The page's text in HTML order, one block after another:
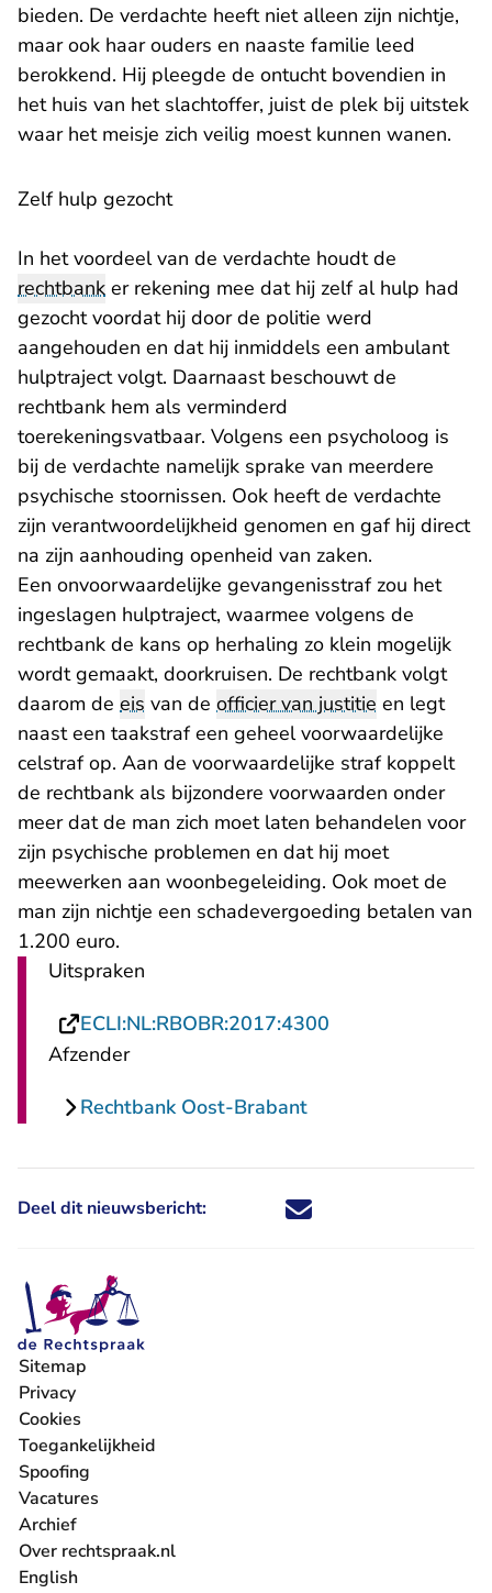
bieden. De verdachte heeft niet alleen zijn nichtje,
maar ook haar ouders en naaste familie leed
berokkend. Hij pleegde de ontucht bovendien in
het huis van het slachtoffer, juist de plek bij uitstek
waar het meisje zich veilig moest kunnen wanen.
Zelf hulp gezocht
In het voordeel van de verdachte houdt de
rechtbank er rekening mee dat hij zelf al hulp had
gezocht voordat hij door de politie werd
aangehouden en dat hij inmiddels een ambulant
hulptraject volgt. Daarnaast beschouwt de
rechtbank hem als verminderd
toerekeningsvatbaar. Volgens een psycholoog is
bij de verdachte namelijk sprake van meerdere
psychische stoornissen. Ook heeft de verdachte
zijn verantwoordelijkheid genomen en gaf hij direct
na zijn aanhouding openheid van zaken.
Een onvoorwaardelijke gevangenisstraf zou het
ingeslagen hulptraject, waarmee volgens de
rechtbank de kans op herhaling zo klein mogelijk
wordt gemaakt, doorkruisen. De rechtbank volgt
daarom de eis van de officier van justitie en legt
naast een taakstraf een geheel voorwaardelijke
celstraf op. Aan de voorwaardelijke straf koppelt
de rechtbank als bijzondere voorwaarden onder
meer dat de man zich moet laten behandelen voor
zijn psychische problemen en dat hij moet
meewerken aan woonbegeleiding. Ook moet de
man zijn nichtje een schadevergoeding betalen van
1.200 euro.
Uitspraken
ECLI:NL:RBOBR:2017:4300
Afzender
Rechtbank Oost-Brabant
Deel dit nieuwsbericht: Deel dit nieuwsbericht via X -
Deel dit nieuwsbericht via
Deel dit nieuwsbericht
Deel dit
Sitemap
Privacy
Cookies
Toegankelijkheid
Spoofing
Vacatures
- U verlaat Rechtspraak.nl
Archief
Over rechtspraak.nl
English